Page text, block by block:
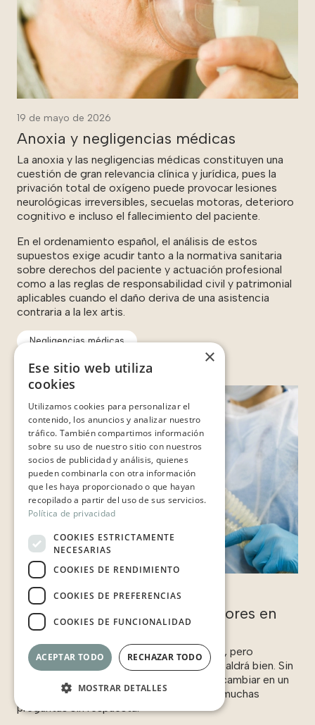
19 de mayo de 2026
Anoxia y negligencias médicas
La anoxia y las negligencias médicas constituyen una
cuestión de gran relevancia clínica y jurídica, pues la
privación total de oxígeno puede provocar lesiones
neurológicas irreversibles, secuelas motoras, deterioro
cognitivo e incluso el fallecimiento del paciente.
En el ordenamiento español, el análisis de estos
supuestos exige acudir tanto a la normativa sanitaria
sobre derechos del paciente y actuación profesional
como a las reglas de responsabilidad civil y patrimonial
aplicables cuando el daño deriva de una asistencia
contraria a la lex artis.
Negligencias médicas
19 de mayo de 2026
Negligencias médicas por errores en
anestesia
Someterse a una operación nunca es fácil, pero
solemos hacerlo confiando en que todo saldrá bien. Sin
embargo, cuando algo falla, todo puede cambiar en un
instante. Aparecen el miedo, las dudas y muchas
preguntas sin respuesta.
×
Ese sitio web utiliza
cookies
Utilizamos cookies para personalizar el
contenido, los anuncios y analizar nuestro
tráfico. También compartimos información
sobre su uso de nuestro sitio con nuestros
socios de publicidad y análisis, quienes
pueden combinarla con otra información
que les haya proporcionado o que hayan
recopilado a partir del uso de sus servicios.
Política de privacidad
COOKIES ESTRICTAMENTE
NECESARIAS
COOKIES DE RENDIMIENTO
COOKIES DE PREFERENCIAS
COOKIES DE FUNCIONALIDAD
ACEPTAR TODO RECHAZAR TODO
MOSTRAR DETALLES